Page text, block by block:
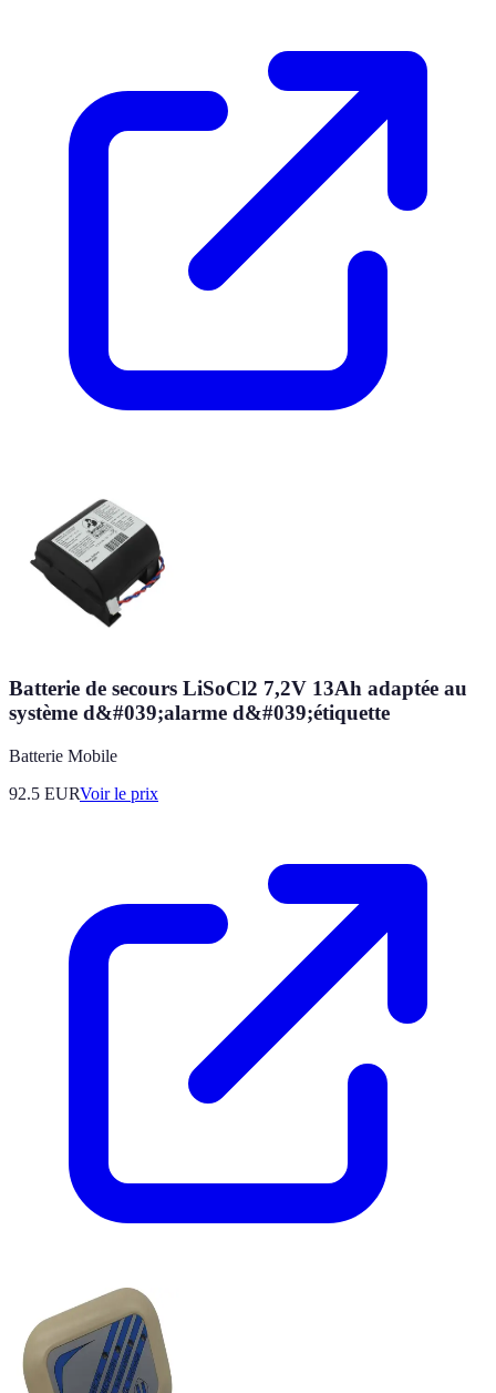
Batterie de secours LiSoCl2 7,2V 13Ah adaptée au
système d&#039;alarme d&#039;étiquette
Batterie Mobile
92.5 EURVoir le prix